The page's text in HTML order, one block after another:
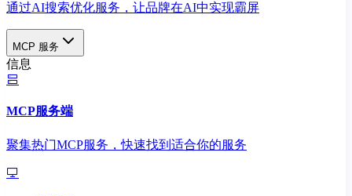
通过AI搜索优化服务，让品牌在AI中实现霸屏
MCP 服务
信息
MCP服务端
聚集热门MCP服务，快速找到适合你的服务